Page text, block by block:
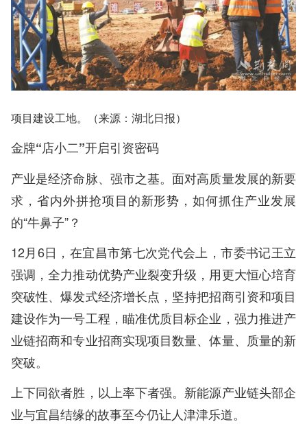
项目建设工地。（来源：湖北日报）
金牌“店小二”开启引资密码
产业是经济命脉、强市之基。面对高质量发展的新要
求，省内外拼抢项目的新形势，如何抓住产业发展
的“牛鼻子”？
12月6日，在宜昌市第七次党代会上，市委书记王立
强调，全力推动优势产业裂变升级，用更大恒心培育
突破性、爆发式经济增长点，坚持把招商引资和项目
建设作为一号工程，瞄准优质目标企业，强力推进产
业链招商和专业招商实现项目数量、体量、质量的新
突破。
上下同欲者胜，以上率下者强。新能源产业链头部企
业与宜昌结缘的故事至今仍让人津津乐道。